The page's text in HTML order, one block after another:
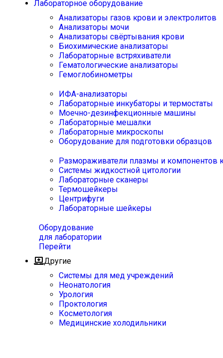
Лабораторное оборудование
Анализаторы газов крови и электролитов
Анализаторы мочи
Анализаторы свёртывания крови
Биохимические анализаторы
Лабораторные встряхиватели
Гематологические анализаторы
Гемоглобинометры
ИФА-анализаторы
Лабораторные инкубаторы и термостаты
Моечно-дезинфекционные машины
Лабораторные мешалки
Лабораторные микроскопы
Оборудование для подготовки образцов
Размораживатели плазмы и компонентов
Системы жидкостной цитологии
Лабораторные сканеры
Термошейкеры
Центрифуги
Лабораторные шейкеры
Оборудование
для лаборатории
Перейти
Другие
Системы для мед учреждений
Неонатология
Урология
Проктология
Косметология
Медицинские холодильники